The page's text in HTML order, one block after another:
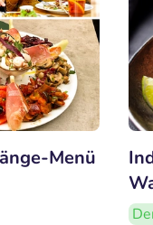
Menü